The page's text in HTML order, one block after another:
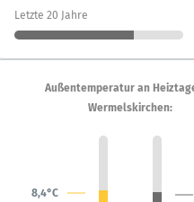
Letzte 20 Jahre
Außentemperatur an
Wermelskirchen:
8,4°C